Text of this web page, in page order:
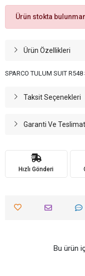
Ürün stokta
Ürün Özellikleri
SPARCO TULUM SUIT
Taksit Seçenekleri
Garanti Ve Teslimat
Hızlı Gönderi
Bu ürün